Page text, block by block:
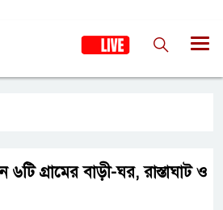
গ্রামের বাড়ী-ঘর, রাস্তাঘাট ও